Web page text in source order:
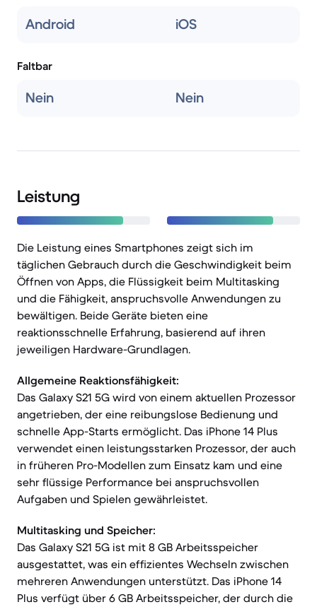
Android iOS
Faltbar
Nein Nein
Leistung
Die Leistung eines Smartphones zeigt sich im
täglichen Gebrauch durch die Geschwindigkeit beim
Öffnen von Apps, die Flüssigkeit beim Multitasking
und die Fähigkeit, anspruchsvolle Anwendungen zu
bewältigen. Beide Geräte bieten eine
reaktionsschnelle Erfahrung, basierend auf ihren
jeweiligen Hardware-Grundlagen.
Allgemeine Reaktionsfähigkeit:
Das Galaxy S21 5G wird von einem aktuellen Prozessor
angetrieben, der eine reibungslose Bedienung und
schnelle App-Starts ermöglicht. Das iPhone 14 Plus
verwendet einen leistungsstarken Prozessor, der auch
in früheren Pro-Modellen zum Einsatz kam und eine
sehr flüssige Performance bei anspruchsvollen
Aufgaben und Spielen gewährleistet.
Multitasking und Speicher:
Das Galaxy S21 5G ist mit 8 GB Arbeitsspeicher
ausgestattet, was ein effizientes Wechseln zwischen
mehreren Anwendungen unterstützt. Das iPhone 14
Plus verfügt über 6 GB Arbeitsspeicher, der durch die